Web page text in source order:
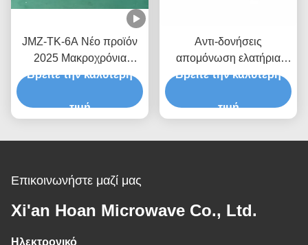
JMZ-TK-6A Νέο προϊόν
2025 Μακροχρόνια
απομόνωση δονήσεων
ταιριάζει με τον
τυποποιημένο εξοπλισμό
Βρείτε την καλύτερη
τιμή
Αντι-δονήσεις
απομόνωση ελατήρια
Mount κλιματιστικό
Συστήματα 800kg-900kg
Βρείτε την καλύτερη
τιμή
Επικοινωνήστε μαζί μας
Xi'an Hoan Microwave Co., Ltd.
Ηλεκτρονικό